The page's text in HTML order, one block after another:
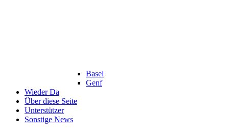
Basel
Genf
Wieder Da
Über diese Seite
Unterstützer
Sonstige News